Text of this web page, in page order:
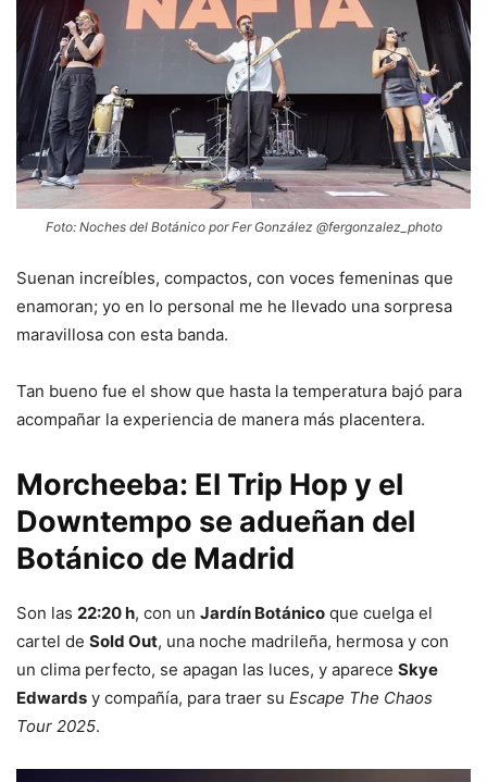
Foto: Noches del Botánico por Fer González @fergonzalez_photo
Suenan increíbles, compactos, con voces femeninas que
enamoran; yo en lo personal me he llevado una sorpresa
maravillosa con esta banda.
Tan bueno fue el show que hasta la temperatura bajó para
acompañar la experiencia de manera más placentera.
Morcheeba: El Trip Hop y el
Downtempo se adueñan del
Botánico de Madrid
Son las 22:20 h, con un Jardín Botánico que cuelga el
cartel de Sold Out, una noche madrileña, hermosa y con
un clima perfecto, se apagan las luces, y aparece Skye
Edwards y compañía, para traer su Escape The Chaos
Tour 2025.